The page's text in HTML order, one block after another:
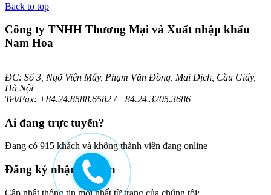
Back to top
Công ty TNHH Thương Mại và Xuất nhập khẩu
Nam Hoa
ĐC: Số 3, Ngõ Viện Máy, Phạm Văn Đồng, Mai Dịch, Cầu Giấy,
Hà Nội
Tel/Fax: +84.24.8588.6582 / +84.24.3205.3686
Ai đang trực tuyến?
Đang có 915 khách và không thành viên đang online
Đăng ký nhận bản tin
Cập nhật thông tin mới nhất từ trang của chúng tôi: